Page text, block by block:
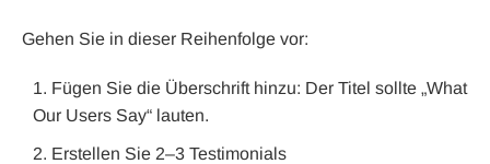
Gehen Sie in dieser Reihenfolge vor:
Fügen Sie die Überschrift hinzu: Der Titel sollte „What
Our Users Say“ lauten.
Erstellen Sie 2–3 Testimonials